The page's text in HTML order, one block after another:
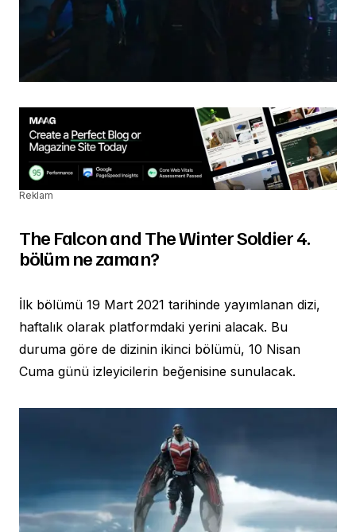
Reklam
The Falcon and The Winter Soldier 4.
bölüm ne zaman?
İlk bölümü 19 Mart 2021 tarihinde yayımlanan dizi,
haftalık olarak platformdaki yerini alacak. Bu
duruma göre de dizinin ikinci bölümü, 10 Nisan
Cuma günü izleyicilerin beğenisine sunulacak.